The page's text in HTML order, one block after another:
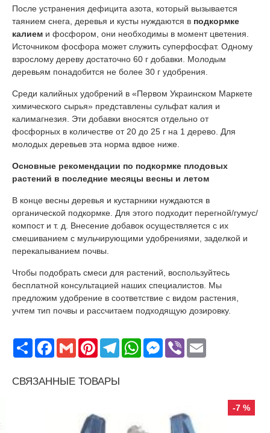
После устранения дефицита азота, который вызывается
таянием снега, деревья и кусты нуждаются в подкормке
калием и фосфором, они необходимы в момент цветения.
Источником фосфора может служить суперфосфат. Одному
взрослому дереву достаточно 60 г добавки. Молодым
деревьям понадобится не более 30 г удобрения.
Среди калийных удобрений в «Первом Украинском Маркете
химического сырья» представлены сульфат калия и
калимагнезия. Эти добавки вносятся отдельно от
фосфорных в количестве от 20 до 25 г на 1 дерево. Для
молодых деревьев эта норма вдвое ниже.
Основные рекомендации по подкормке плодовых
растений в последние месяцы весны и летом
В конце весны деревья и кустарники нуждаются в
органической подкормке. Для этого подходит перегной/гумус/
компост и т. д. Внесение добавок осуществляется с их
смешиванием с мульчирующими удобрениями, заделкой и
перекапыванием почвы.
Чтобы подобрать смеси для растений, воспользуйтесь
бесплатной консультацией наших специалистов. Мы
предложим удобрение в соответствие с видом растения,
учтем тип почвы и рассчитаем подходящую дозировку.
ПоширитиFacebook
Gmail PinterestTelegramWhatsAppMessenger
Viber
СВЯЗАННЫЕ ТОВАРЫ
-7 %